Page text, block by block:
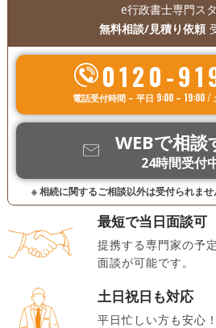
e行政書士専門ス
無料相談/見積り依頼
0120-
電話受付時間 – 平日 9:00 – 19:00 /
WEBで相談
24時間受付
※ 相続に関するご相談以外は受付られませ
最短で当日面談可
提携する専門家の予
面談が可能です。
土日祝日も対応
平日忙しい方も安心